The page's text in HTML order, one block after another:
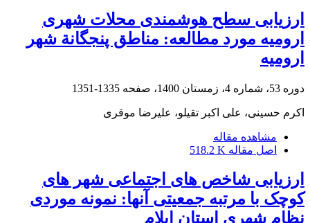
ارزیابی سطح هوشمندی محلات شهری
ارومیه مورد مطالعه: مناطق پنج‏‏گانة شهر
ارومیه
دوره 53، شماره 4، زمستان 1400، صفحه 1335-1351
اکرم حسینی، علی اکبر تقیلو، علیرضا موقری
مشاهده مقاله
اصل مقاله 518.2 K
ارزیابی شاخص های اجتماعی شهر های
کوچک با مرتبه جمعیتی آنها: نمونه موردی
نظام شهری استان ایلام